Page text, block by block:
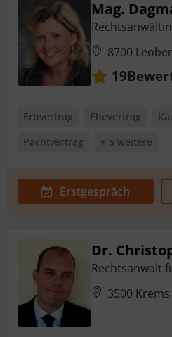
Mag.
8700
19
Erbvertrag Ehevertrag
Pachtvertrag
+ 5 weitere
Erstgespräch
Dr.
Rechtsanwalt
3500 Krems